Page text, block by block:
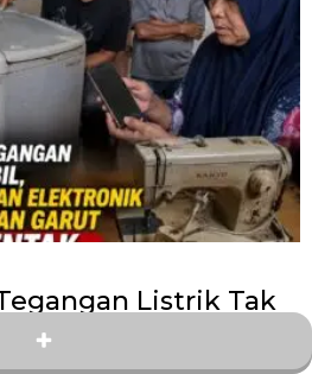
Listrik Tak
Elektronik
Garut Rusak